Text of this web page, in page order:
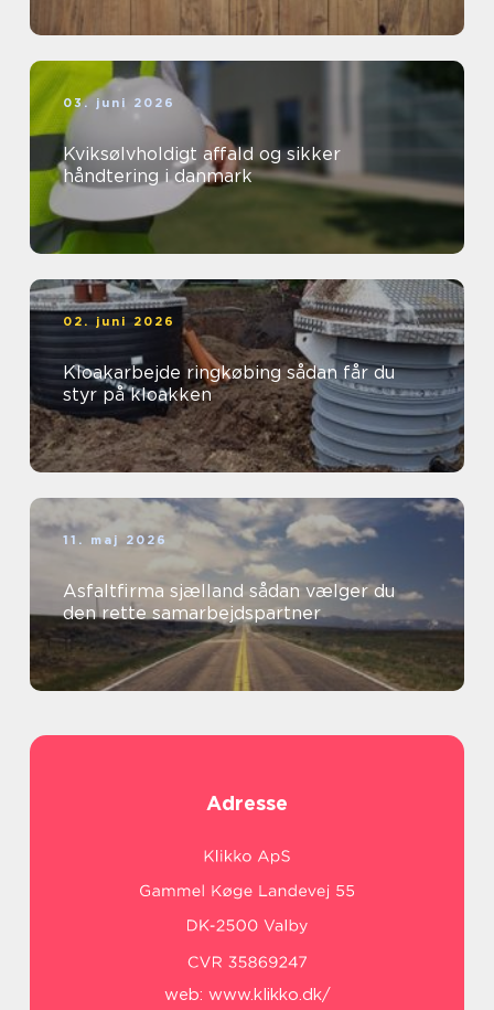
03. juni 2026
Kviksølvholdigt affald og sikker
håndtering i danmark
02. juni 2026
Kloakarbejde ringkøbing sådan får du
styr på kloakken
11. maj 2026
Asfaltfirma sjælland sådan vælger du
den rette samarbejdspartner
Adresse
web: www.klikko.dk/